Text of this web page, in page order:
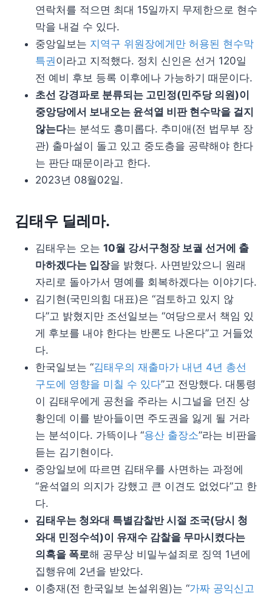
연락처를 적으면 최대 15일까지 무제한으로 현수
막을 내걸 수 있다.
중앙일보는 지역구 위원장에게만 허용된 현수막
특권 이라고 지적했다. 정치 신인은 선거 120일
전 예비 후보 등록 이후에나 가능하기 때문이다.
초선 강경파로 분류되는 고민정(민주당 의원)이
중앙당에서 보내오는 윤석열 비판 현수막을 걸지
않는다는 분석도 흥미롭다. 추미애(전 법무부 장
관) 출마설이 돌고 있고 중도층을 공략해야 한다
는 판단 때문이라고 한다.
2023년 08월02일.
김태우 딜레마.
김태우는 오는 10월 강서구청장 보궐 선거에 출
마하겠다는 입장을 밝혔다. 사면받았으니 원래
자리로 돌아가서 명예를 회복하겠다는 이야기다.
김기현(국민의힘 대표)은 “검토하고 있지 않
다”고 밝혔지만 조선일보는 “여당으로서 책임 있
게 후보를 내야 한다는 반론도 나온다”고 거들었
다.
한국일보는 “김태우의 재출마가 내년 4년 총선
구도에 영향을 미칠 수 있다”고 전망했다. 대통령
이 김태우에게 공천을 주라는 시그널을 던진 상
황인데 이를 받아들이면 주도권을 잃게 될 거라
는 분석이다. 가뜩이나 “용산 출장소”라는 비판을
듣는 김기현이다.
중앙일보에 따르면 김태우를 사면하는 과정에
“윤석열의 의지가 강했고 큰 이견도 없었다”고 한
다.
김태우는 청와대 특별감찰반 시절 조국(당시 청
와대 민정수석)이 유재수 감찰을 무마시켰다는
의혹을 폭로해 공무상 비밀누설죄로 징역 1년에
집행유예 2년을 받았다.
이충재(전 한국일보 논설위원)는 “가짜 공익신고